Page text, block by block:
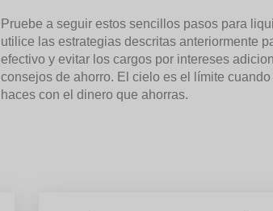
Pruebe a seguir estos sencillos pasos para
utilice las estrategias descritas anteriormente
efectivo y evitar los cargos por intereses
consejos de ahorro. El cielo es el límite
haces con el dinero que ahorras.